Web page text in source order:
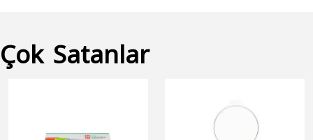
Çok Satanlar